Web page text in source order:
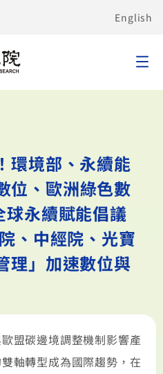
English
環境部、永續能
位、歐洲綠色數
球永續賦能倡議
、中經院、光寶
理」加速數位與
碳邊境調整機制影響產
軸轉型成為國際趨勢，在